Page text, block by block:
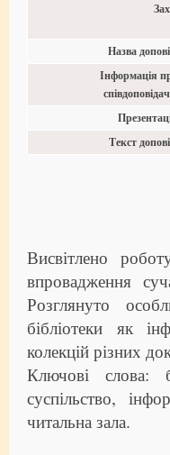
Назва
Інформація
Текст
Висвітлено
впровадження
Розглянуто
бібліотеки як
колекцій різних
Ключові слова:
суспільство,
читальна зала.